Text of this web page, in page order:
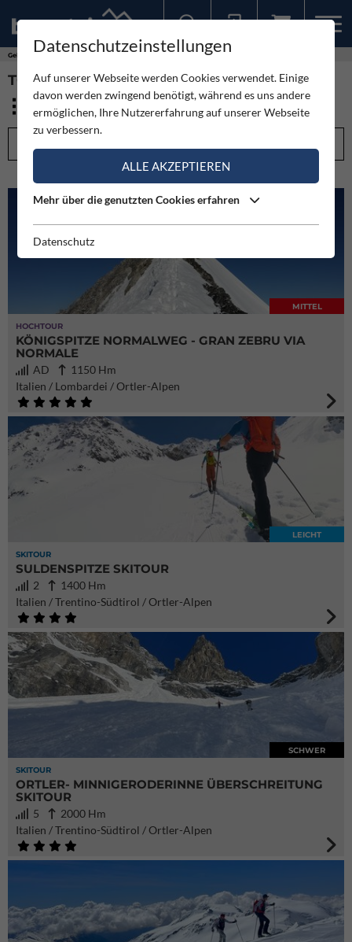
Gebirge
TOUREN - ORTLER-ALPEN (28)
HOCHTOUR
MITTEL
KÖNIGSPITZE NORMALWEG - GRAN ZEBRU VIA
NORMALE
AD
1150 Hm
Italien / Lombardei / Ortler-Alpen
SKITOUR
LEICHT
SULDENSPITZE SKITOUR
2
1400 Hm
Italien / Trentino-Südtirol / Ortler-Alpen
SKITOUR
SCHWER
ORTLER- MINNIGERODERINNE ÜBERSCHREITUNG
SKITOUR
5
2000 Hm
Italien / Trentino-Südtirol / Ortler-Alpen
Datenschutzeinstellungen
Auf unserer Webseite werden Cookies verwendet. Einige
davon werden zwingend benötigt, während es uns andere
ermöglichen, Ihre Nutzererfahrung auf unserer Webseite
zu verbessern.
ALLE AKZEPTIEREN
Mehr über die genutzten Cookies erfahren
Datenschutz